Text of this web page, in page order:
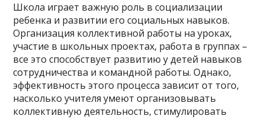
Школа играет важную роль в социализации
ребенка и развитии его социальных навыков.
Организация коллективной работы на уроках,
участие в школьных проектах, работа в группах –
все это способствует развитию у детей навыков
сотрудничества и командной работы. Однако,
эффективность этого процесса зависит от того,
насколько учителя умеют организовывать
коллективную деятельность, стимулировать